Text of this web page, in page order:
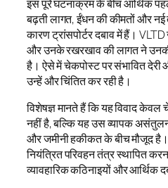
इस पूरे घटनाक्रम के बीच आर्थिक
बढ़ती लागत, ईंधन की कीमतों और
कारण ट्रांसपोर्टर दबाव में हैं।
और उनके रखरखाव की लागत ने उनकी
है। ऐसे में चेकपोस्ट पर संभावित
उन्हें और चिंतित कर रही है।
विशेषज्ञ मानते हैं कि यह विवाद
नहीं है, बल्कि यह उस व्यापक असंतुलन
और जमीनी हकीकत के बीच मौजूद
नियंत्रित परिवहन तंत्र स्थापित
व्यावहारिक कठिनाइयों और आर्थिक